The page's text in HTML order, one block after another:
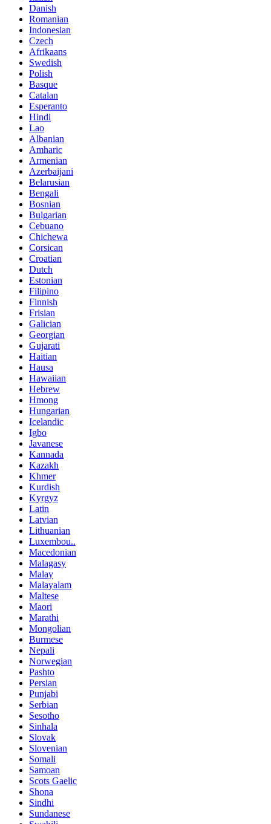
Danish
Romanian
Indonesian
Czech
Afrikaans
Swedish
Polish
Basque
Catalan
Esperanto
Hindi
Lao
Albanian
Amharic
Armenian
Azerbaijani
Belarusian
Bengali
Bosnian
Bulgarian
Cebuano
Chichewa
Corsican
Croatian
Dutch
Estonian
Filipino
Finnish
Frisian
Galician
Georgian
Gujarati
Haitian
Hausa
Hawaiian
Hebrew
Hmong
Hungarian
Icelandic
Igbo
Javanese
Kannada
Kazakh
Khmer
Kurdish
Kyrgyz
Latin
Latvian
Lithuanian
Luxembou..
Macedonian
Malagasy
Malay
Malayalam
Maltese
Maori
Marathi
Mongolian
Burmese
Nepali
Norwegian
Pashto
Persian
Punjabi
Serbian
Sesotho
Sinhala
Slovak
Slovenian
Somali
Samoan
Scots Gaelic
Shona
Sindhi
Sundanese